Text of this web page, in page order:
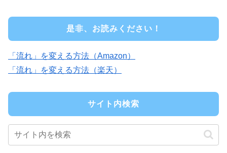
是非、お読みください！
「流れ」を変える方法（Amazon）
「流れ」を変える方法（楽天）
サイト内検索